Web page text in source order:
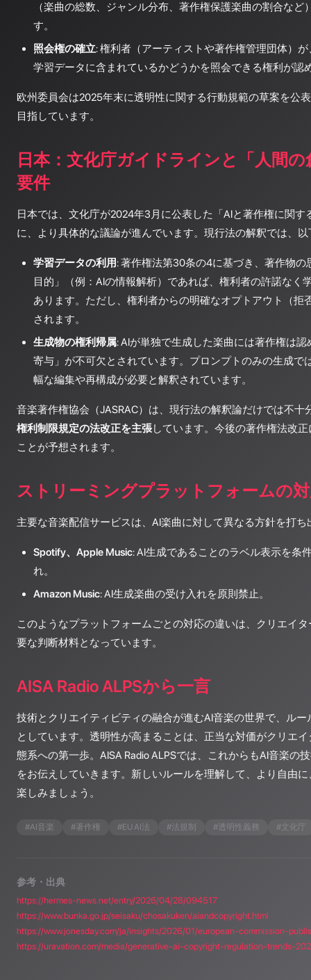
（楽曲の総数、ジャンル分布、著作権保護楽曲の割合など
す。
照会権の確立: 権利者（アーティストや著作権管理団体）
学習データに含まれているかどうかを照会できる権利が認
欧州委員会は2025年末に透明性に関する行動規範の草案を公
目指しています。
日本：文化庁ガイドラインと「人間
要件
日本では、文化庁が2024年3月に公表した「AIと著作権に関す
に、より具体的な議論が進んでいます。現行法の解釈では、
学習データの利用: 著作権法第30条の4に基づき、著作物
目的」（例：AIの情報解析）であれば、権利者の許諾なく
あります。ただし、権利者からの明確なオプトアウト（拒
されます。
生成物の権利帰属: AIが単独で生成した楽曲には著作権は
寄与」が不可欠とされています。プロンプトのみの生成で
幅な編集や再構成が必要と解釈されています。
音楽著作権協会（JASRAC）は、現行法の解釈論だけでは不十
権利制限規定の法改正を主張しています。今後の著作権法改
ことが予想されます。
ストリーミングプラットフォームの
主要な音楽配信サービスは、AI楽曲に対して異なる方針を打ち
Spotify、Apple Music: AI生成であることのラベル表示を条
れ。
Amazon Music: AI生成楽曲の受け入れを原則禁止。
このようなプラットフォームごとの対応の違いは、クリエイ
要な判断材料となっています。
AISA Radio ALPSから一言
技術とクリエイティビティの融合が進むAI音楽の世界で、ル
としています。透明性が高まることは、正当な対価がクリエ
態系への第一歩。AISA Radio ALPSでは、これからもAI音楽の
をお伝えしていきます。新しいルールを理解して、より自由
楽しみましょう。
#AI音楽 #著作権 #EU AI法 #法規制 # 透明性義務 # 文化庁
参考・出典
https://hermes-news.net/entry/2026/04/28/094517
https://www.bunka.go.jp/seisaku/chosakuken/aiandcopyright.html
https://uravation.com/media/generative-ai-copyright-regulation-trends-